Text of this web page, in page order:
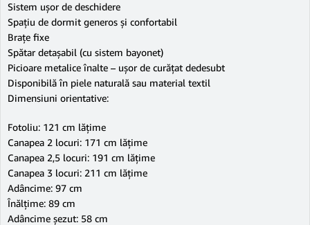
Sistem ușor de deschidere
Spațiu de dormit generos și confortabil
Brațe fixe
Spătar detașabil (cu sistem bayonet)
Picioare metalice înalte – ușor de curățat dedesubt
Disponibilă în piele naturală sau material textil
Dimensiuni orientative:
Fotoliu: 121 cm lățime
Canapea 2 locuri: 171 cm lățime
Canapea 2,5 locuri: 191 cm lățime
Canapea 3 locuri: 211 cm lățime
Adâncime: 97 cm
Înălțime: 89 cm
Adâncime șezut: 58 cm